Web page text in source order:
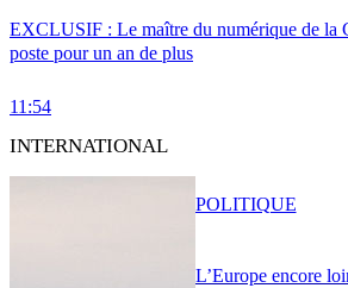
EXCLUSIF : Le maître du numérique de la
poste pour un an de plus
11:54
INTERNATIONAL
L’Europe encore
POLITIQUE